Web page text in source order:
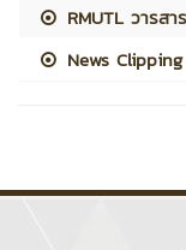
RMUTL วารสา
News Clipping